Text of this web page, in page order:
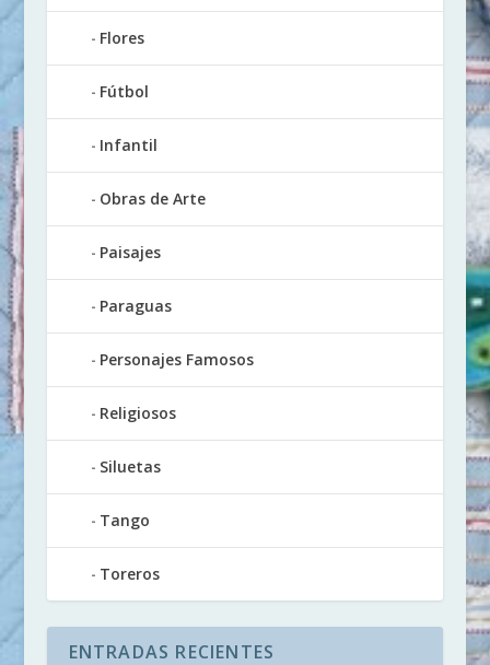
Flores
Fútbol
Infantil
Obras de Arte
Paisajes
Paraguas
Personajes Famosos
Religiosos
Siluetas
Tango
Toreros
ENTRADAS RECIENTES